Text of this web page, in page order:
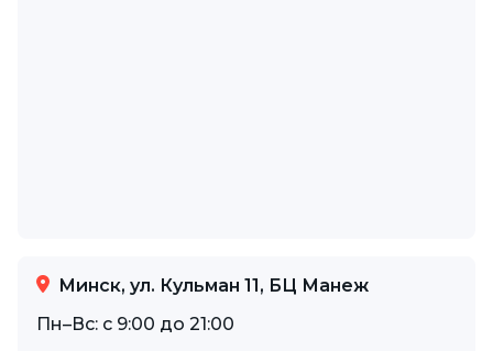
Минск, ул. Кульман 11, БЦ Манеж
Пн–Вс: с 9:00 до 21:00